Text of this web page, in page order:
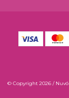
© Copyright 2026 / Nuvó